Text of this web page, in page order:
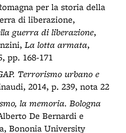
per la storia della
di liberazione,
guerra di liberazione,
La lotta armata,
pp. 168-171
Terrorismo urbano e
2014, p. 239, nota 22
la memoria. Bologna
De Bernardi e
Bononia University